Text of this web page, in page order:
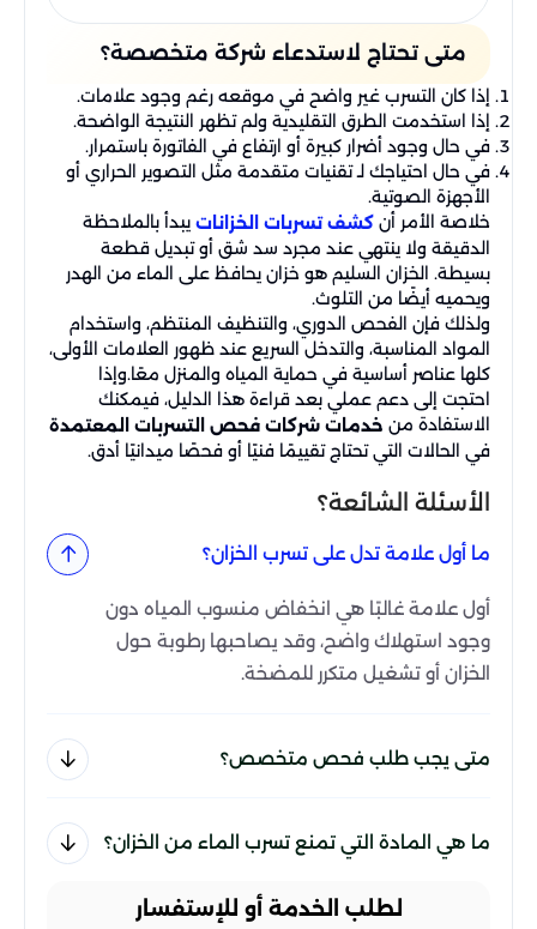
متى تحتاج لاستدعاء شركة متخصصة؟
إذا كان التسرب غير واضح في موقعه رغم وجود علامات.
إذا استخدمت الطرق التقليدية ولم تظهر النتيجة الواضحة.
في حال وجود أضرار كبيرة أو ارتفاع في الفاتورة باستمرار.
في حال احتياجك لـ تقنيات متقدمة مثل التصوير الحراري أو
الأجهزة الصوتية.
خلاصة الأمر أن كشف تسربات الخزانات يبدأ بالملاحظة
الدقيقة ولا ينتهي عند مجرد سد شق أو تبديل قطعة
بسيطة. الخزان السليم هو خزان يحافظ على الماء من الهدر
ويحميه أيضًا من التلوث.
ولذلك فإن الفحص الدوري، والتنظيف المنتظم، واستخدام
المواد المناسبة، والتدخل السريع عند ظهور العلامات الأولى،
كلها عناصر أساسية في حماية المياه والمنزل معًا.وإذا
احتجت إلى دعم عملي بعد قراءة هذا الدليل، فيمكنك
الاستفادة من خدمات شركات فحص التسربات المعتمدة
في الحالات التي تحتاج تقييمًا فنيًا أو فحصًا ميدانيًا أدق.
الأسئلة الشائعة؟
ما أول علامة تدل على تسرب الخزان؟
أول علامة غالبًا هي انخفاض منسوب المياه دون
وجود استهلاك واضح، وقد يصاحبها رطوبة حول
الخزان أو تشغيل متكرر للمضخة.
متى يجب طلب فحص متخصص؟
ما هي المادة التي تمنع تسرب الماء من الخزان؟
لطلب الخدمة أو للإستفسار